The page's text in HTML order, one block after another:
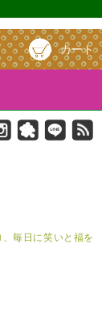
カート
毎日に笑いと福を